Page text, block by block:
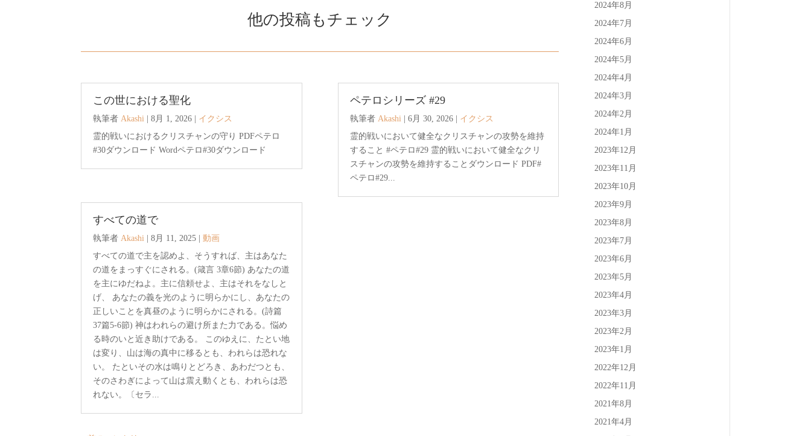
他の投稿もチェック
この世における聖化
執筆者Akashi |8月 1, 2026
イクシス
霊的戦いにおけるクリスチャンの守り PDFペテロ
#30ダウンロード Wordペテロ#30ダウンロード
すべての道で
執筆者 Akashi |8月 11, 2025 |動画
すべての道で主を認めよ、そうすれば、主はあなた
の道をまっすぐにされる。(箴言 3章6節) あなたの道
を主にゆだねよ。主に信頼せよ、主はそれをなしと
げ、 あなたの義を光のように明らかにし、あなたの
正しいことを真昼のように明らかにされる。(詩篇
37篇5-6節) 神はわれらの避け所また力である。悩め
る時のいと近き助けである。 このゆえに、たとい地
は変り、山は海の真中に移るとも、われらは恐れな
い。 たといその水は鳴りとどろき、あわだつとも、
そのさわぎによって山は震え動くとも、われらは恐
れない。〔セラ...
ペテロシリーズ #29
執筆者 Akashi| 6月 30, 2026| イクシス
霊的戦いにおいて健全なクリスチャンの攻勢を維持
すること #ペテロ#29 霊的戦いにおいて健全なクリ
スチャンの攻勢を維持することダウンロード PDF#
ペテロ#29...
2024年8月
2024年7月
2024年6月
2024年5月
2024年4月
2024年3月
2024年2月
2024年1月
2023年12月
2023年11月
2023年10月
2023年9月
2023年8月
2023年7月
2023年6月
2023年5月
2023年4月
2023年3月
2023年2月
2023年1月
2022年12月
2022年11月
2021年8月
2021年4月